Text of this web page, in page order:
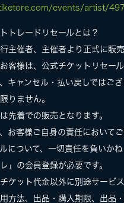
events/artist/
トレードリセールとは？
主催者、主催者より正式に販
客様は、公式チケットリセー
キャンセル・払い戻しではご
りません。
先着での販売となります。
お客様ご自身の責任において
について、一切責任を負いかね
」の会員登録が必要です。
ケット代金以外に別途サービ
方法、出品・購入期限、出品